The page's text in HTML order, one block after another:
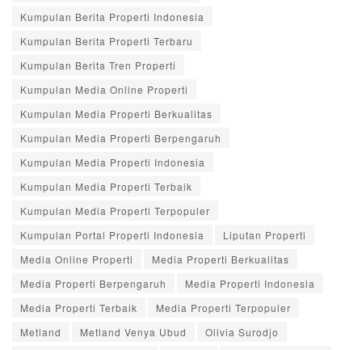
Kumpulan Berita Properti Indonesia
Kumpulan Berita Properti Terbaru
Kumpulan Berita Tren Properti
Kumpulan Media Online Properti
Kumpulan Media Properti Berkualitas
Kumpulan Media Properti Berpengaruh
Kumpulan Media Properti Indonesia
Kumpulan Media Properti Terbaik
Kumpulan Media Properti Terpopuler
Kumpulan Portal Properti Indonesia
Liputan Properti
Media Online Properti
Media Properti Berkualitas
Media Properti Berpengaruh
Media Properti Indonesia
Media Properti Terbaik
Media Properti Terpopuler
Metland
Metland Venya Ubud
Olivia Surodjo